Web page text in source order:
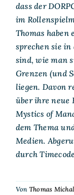
dass der
im
Thomas haben
sprechen sie in
sind, wie man
Grenzen (und
liegen. Davon
über ihre neue
Mystics of
dem Thema
Medien.
durch
Von Thomas